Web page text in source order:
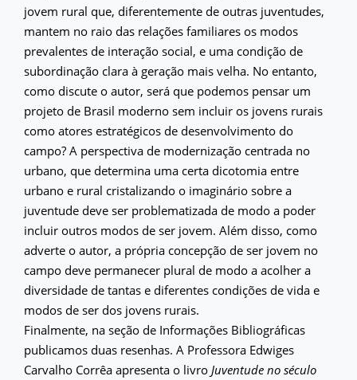
jovem rural que, diferentemente de outras juventudes,
mantem no raio das relações familiares os modos
prevalentes de interação social, e uma condição de
subordinação clara à geração mais velha. No entanto,
como discute o autor, será que podemos pensar um
projeto de Brasil moderno sem incluir os jovens rurais
como atores estratégicos de desenvolvimento do
campo? A perspectiva de modernização centrada no
urbano, que determina uma certa dicotomia entre
urbano e rural cristalizando o imaginário sobre a
juventude deve ser problematizada de modo a poder
incluir outros modos de ser jovem. Além disso, como
adverte o autor, a própria concepção de ser jovem no
campo deve permanecer plural de modo a acolher a
diversidade de tantas e diferentes condições de vida e
modos de ser dos jovens rurais.
Finalmente, na seção de Informações Bibliográficas
publicamos duas resenhas. A Professora Edwiges
Carvalho Corrêa apresenta o livro Juventude no século